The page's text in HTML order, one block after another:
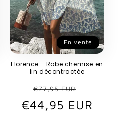
En vente
Florence - Robe chemise en
lin décontractée
Prix
habituel
€77,95 EUR
€44,95 EUR